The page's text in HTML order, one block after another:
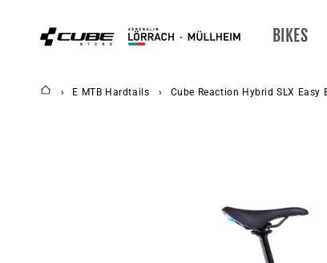
INHALT
BIKES
E MTB Hardtails Cube Reaction Hybrid SLX Easy